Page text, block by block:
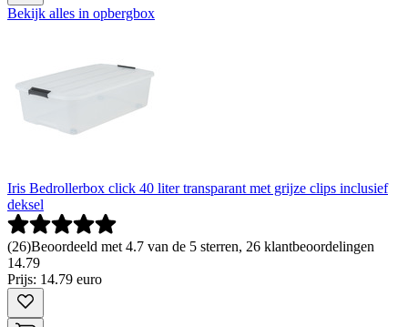
Bekijk alles in opbergbox
Iris Bedrollerbox click 40 liter transparant met grijze clips inclusief
deksel
(26)Beoordeeld met 4.7 van de 5 sterren, 26 klantbeoordelingen
14.79
Prijs: 14.79 euro